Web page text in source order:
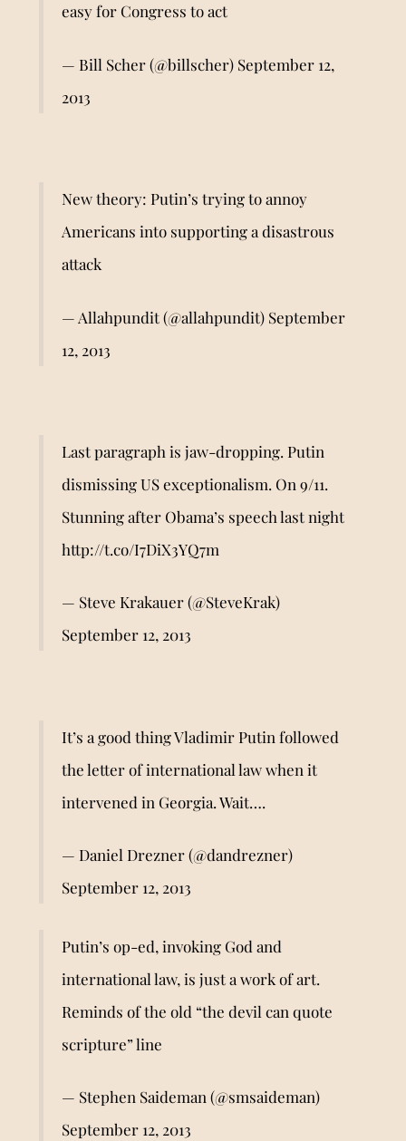
easy for Congress to act
— Bill Scher (@billscher) September 12,
2013
New theory: Putin’s trying to annoy
Americans into supporting a disastrous
attack
— Allahpundit (@allahpundit) September
12, 2013
Last paragraph is jaw-dropping. Putin
dismissing US exceptionalism. On 9/11.
Stunning after Obama’s speech last night
http://t.co/I7DiX3YQ7m
— Steve Krakauer (@SteveKrak)
September 12, 2013
It’s a good thing Vladimir Putin followed
the letter of international law when it
intervened in Georgia. Wait….
— Daniel Drezner (@dandrezner)
September 12, 2013
Putin’s op-ed, invoking God and
international law, is just a work of art.
Reminds of the old “the devil can quote
scripture” line
— Stephen Saideman (@smsaideman)
September 12, 2013